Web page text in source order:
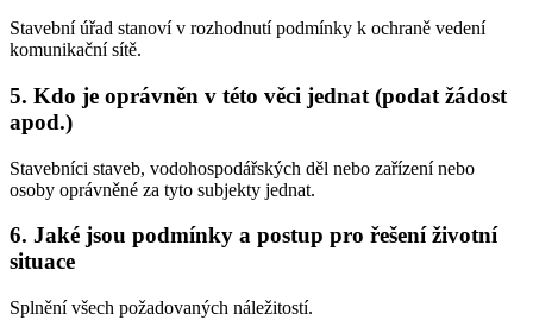
Stavební úřad stanoví v rozhodnutí podmínky k ochraně vedení
komunikační sítě.
5. Kdo je oprávněn v této věci jednat (podat žádost
apod.)
Stavebníci staveb, vodohospodářských děl nebo zařízení nebo
osoby oprávněné za tyto subjekty jednat.
6. Jaké jsou podmínky a postup pro řešení životní
situace
Splnění všech požadovaných náležitostí.